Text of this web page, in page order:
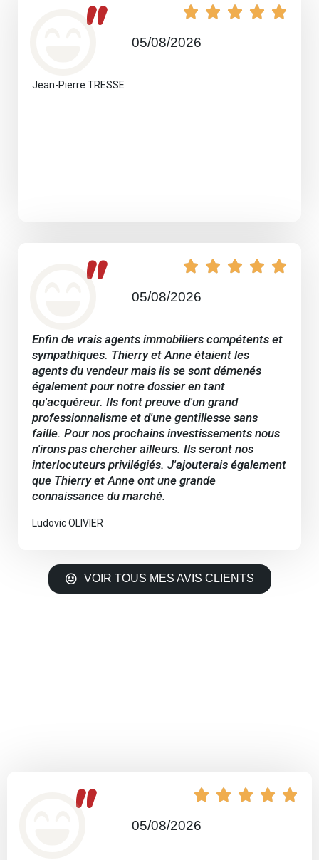
    
" 05/08/2026
Jean-Pierre TRESSE
    
" 05/08/2026
Enfin de vrais agents immobiliers compétents et
sympathiques. Thierry et Anne étaient les
agents du vendeur mais ils se sont démenés
également pour notre dossier en tant
qu'acquéreur. Ils font preuve d'un grand
professionnalisme et d'une gentillesse sans
faille. Pour nos prochains investissements nous
n'irons pas chercher ailleurs. Ils seront nos
interlocuteurs privilégiés. J'ajouterais également
que Thierry et Anne ont une grande
connaissance du marché.
Ludovic OLIVIER
VOIR TOUS MES AVIS CLIENTS
    
" 05/08/2026